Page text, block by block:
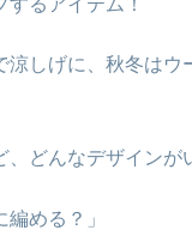
涼しげに、秋冬はウ
、どんなデザインが
編める？」